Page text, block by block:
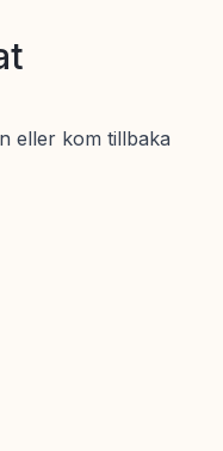
eller kom tillbaka